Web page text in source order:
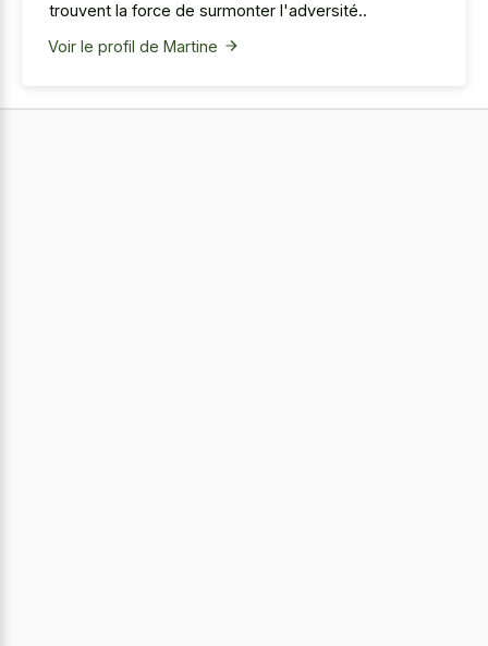
trouvent la force de surmonter l'adversité..
Voir le profil de Martine